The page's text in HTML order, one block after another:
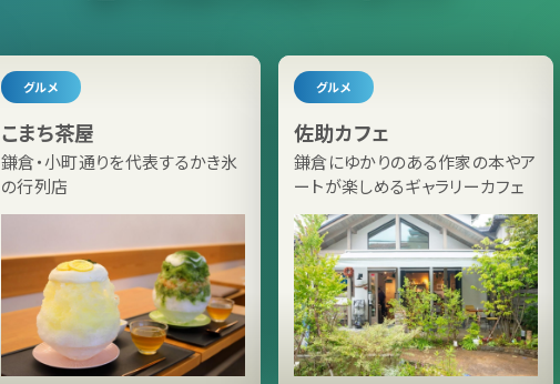
グルメ
こまち茶屋
鎌倉・小町通りを代表するかき氷
の行列店
グルメ
佐助カフェ
鎌倉にゆかりのある作家の本やア
ートが楽しめるギャラリーカフェ